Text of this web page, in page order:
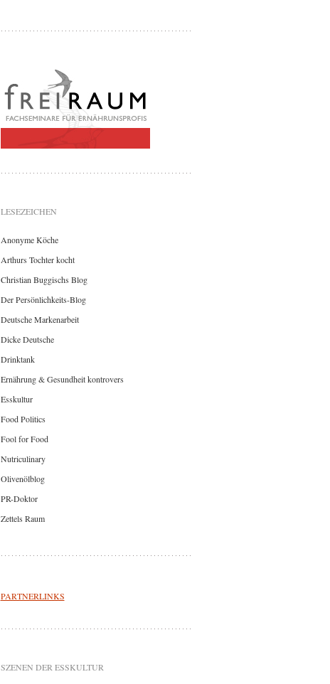
LESEZEICHEN
Anonyme Köche
Arthurs Tochter kocht
Christian Buggischs Blog
Der Persönlichkeits-Blog
Deutsche Markenarbeit
Dicke Deutsche
Drinktank
Ernährung & Gesundheit kontrovers
Esskultur
Food Politics
Fool for Food
Nutriculinary
Olivenölblog
PR-Doktor
Zettels Raum
PARTNERLINKS
SZENEN DER ESSKULTUR